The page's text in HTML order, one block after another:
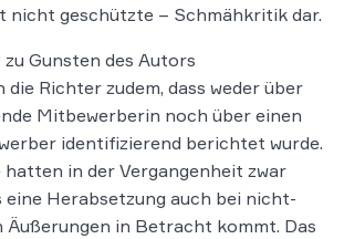
nicht geschützte – Schmähkritik dar.
zu Gunsten des Autors
Richter zudem, dass weder über
Mitbewerberin noch über einen
identifizierend berichtet wurde.
in der Vergangenheit zwar
eine Herabsetzung auch bei nicht-
Äußerungen in Betracht kommt. Das